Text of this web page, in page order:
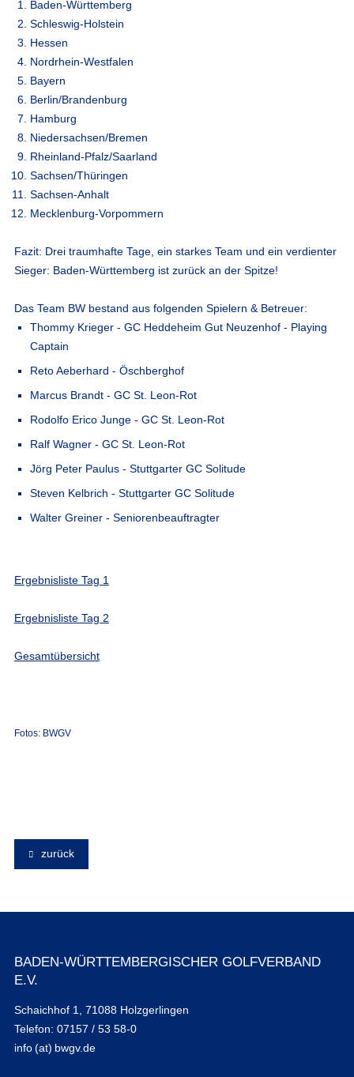
Baden-Württemberg
Schleswig-Holstein
Hessen
Nordrhein-Westfalen
Bayern
Berlin/Brandenburg
Hamburg
Niedersachsen/Bremen
Rheinland-Pfalz/Saarland
Sachsen/Thüringen
Sachsen-Anhalt
Mecklenburg-Vorpommern
Fazit: Drei traumhafte Tage, ein starkes Team und ein verdienter
Sieger: Baden-Württemberg ist zurück an der Spitze!
Das Team BW bestand aus folgenden Spielern & Betreuer:
Thommy Krieger - GC Heddeheim Gut Neuzenhof - Playing
Captain
Reto Aeberhard - Öschberghof
Marcus Brandt - GC St. Leon-Rot
Rodolfo Erico Junge - GC St. Leon-Rot
Ralf Wagner - GC St. Leon-Rot
Jörg Peter Paulus - Stuttgarter GC Solitude
Steven Kelbrich - Stuttgarter GC Solitude
Walter Greiner - Seniorenbeauftragter
Ergebnisliste Tag 1
Ergebnisliste Tag 2
Gesamtübersicht
Fotos: BWGV
zurück
BADEN-WÜRTTEMBERGISCHER GOLFVERBAND
E.V.
Schaichhof 1, 71088 Holzgerlingen
Telefon: 07157 / 53 58-0
info (at) bwgv.de